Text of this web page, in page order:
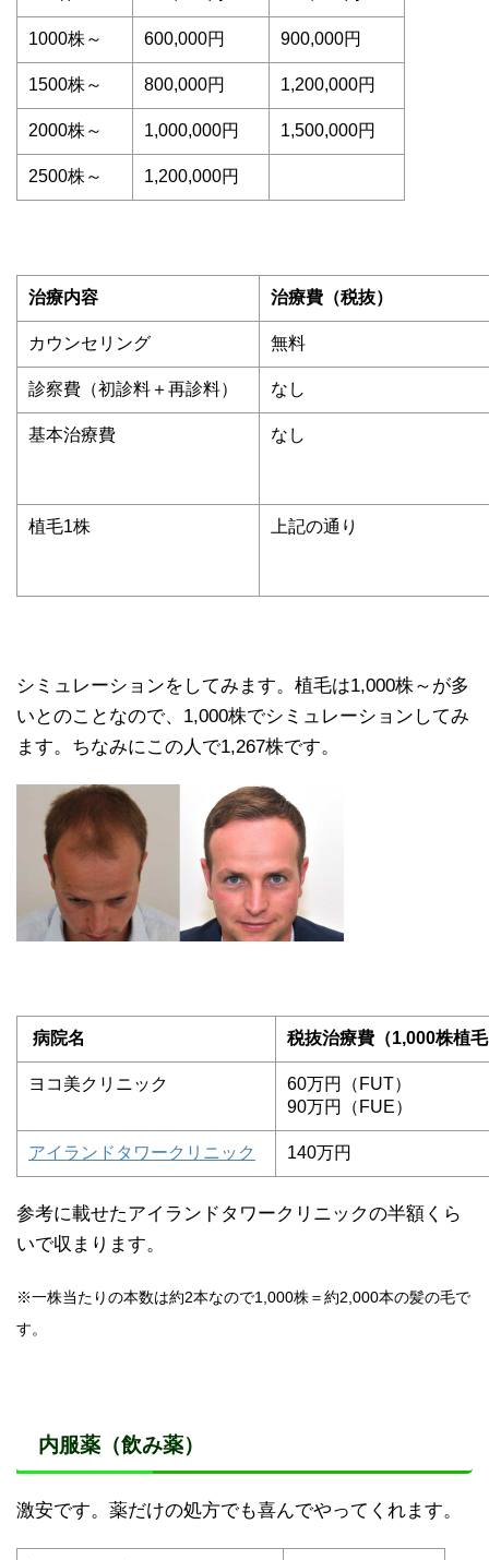
1000株～ 600,000円 900,000円
1500株～ 800,000円 1,200,000円
2000株～ 1,000,000円 1,500,000円
2500株～ 1,200,000円
治療内容 治療費（税抜）
カウンセリング 無料
診察費（初診料＋再診料） なし
基本治療費 なし
植毛1株 上記の通り
シミュレーションをしてみます。植毛は1,000株～が多
いとのことなので、1,000株でシミュレーションしてみ
ます。ちなみにこの人で1,267株です。
病院名 税抜治療費（1,000株植
ヨコ美クリニック
60万円（FUT）
90万円（FUE）
アイランドタワークリニック 140万円
参考に載せたアイランドタワークリニックの半額くら
いで収まります。
※一株当たりの本数は約2本なので1,000株＝約2,000本の髪の毛で
す。
内服薬（飲み薬）
激安です。薬だけの処方でも喜んでやってくれます。